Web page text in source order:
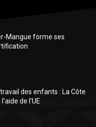
Mangue forme ses
des enfants : La Côte
de l’UE